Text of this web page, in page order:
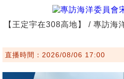
【王定宇在308高地】 / 專訪海
直播時間：2026/08/06 17:00